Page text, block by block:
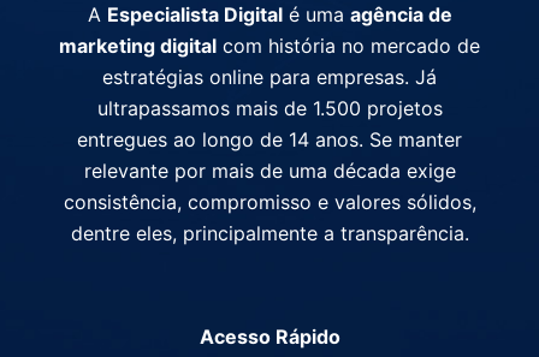
A Especialista Digitalé uma agência de
marketing digital com história no mercado de
estratégias online para empresas. Já
ultrapassamos mais de 1.500 projetos
entregues ao longo de 14 anos. Se manter
relevante por mais de uma década exige
consistência, compromisso e valores sólidos,
dentre eles, principalmente a transparência.
Acesso Rápido